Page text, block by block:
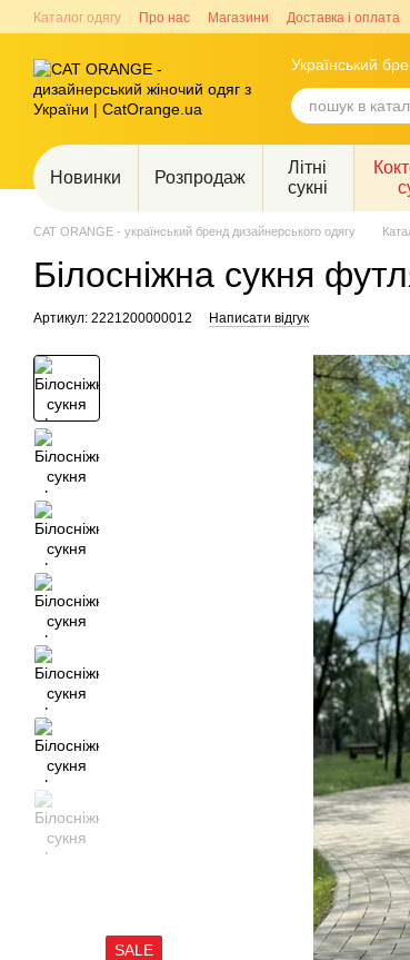
Перейти до основного контенту
Каталог одягу Про нас Магазини Доставка і оплата
Український
Новинки Розпродаж
Літні
сукні
CAT ORANGE - український бренд дизайнерського одягу
Білосніжна сукня
Артикул: 2221200000012 Написати відгук
SALE